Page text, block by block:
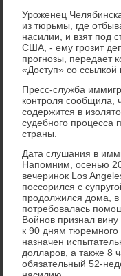
Уроженец
из тюрьмы, где
насилии, и взят под
США, - ему грозит
прогнозы, передает
«Доступ» со ссылкой
Пресс-служба
контроля сообщила,
содержится в
судебного процесса
страны.
Дата слушания в
Напомним, осенью
вечеринок Los
поссорился с
продолжился дома,
потребовалась
Войнов признал
к 90 дням
назначен
долларов, а также 8
обязательный 52-